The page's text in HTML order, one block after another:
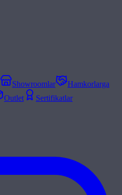
Showroomlar
Hamkorlarga
Outlet
Sertifikatlar